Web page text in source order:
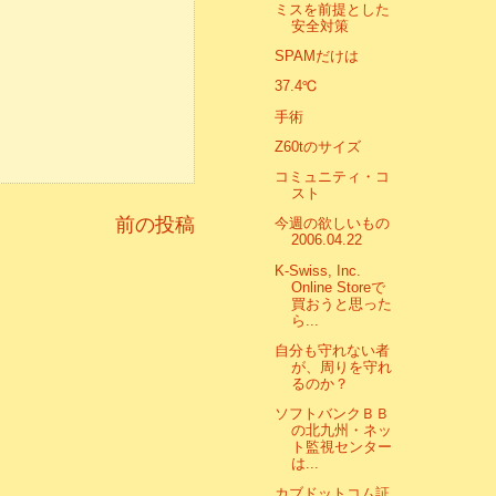
前の投稿
ミスを前提とした
安全対策
SPAMだけは
37.4℃
手術
Z60tのサイズ
コミュニティ・コ
スト
今週の欲しいもの
2006.04.22
K-Swiss, Inc.
Online Storeで
買おうと思った
ら...
自分も守れない者
が、周りを守れ
るのか？
ソフトバンクＢＢ
の北九州・ネッ
ト監視センター
は...